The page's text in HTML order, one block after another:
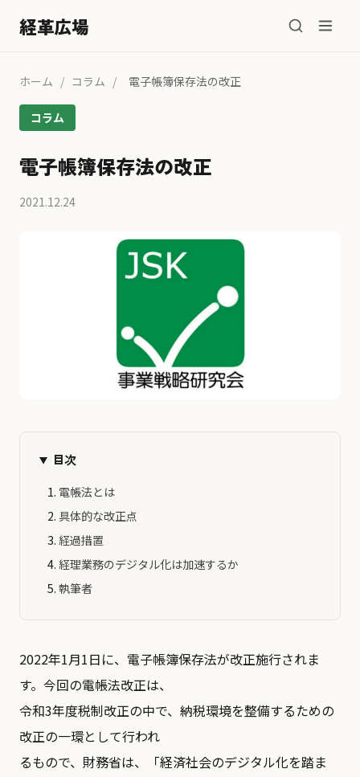
経革広場
ホーム / コラム / 電子帳簿保存法の改正
コラム
電子帳簿保存法の改正
2021.12.24
目次
電帳法とは
具体的な改正点
経過措置
経理業務のデジタル化は加速するか
執筆者
2022年1月1日に、電子帳簿保存法が改正施行されま
す。今回の電帳法改正は、
令和3年度税制改正の中で、納税環境を整備するための
改正の一環として行われ
るもので、財務省は、「経済社会のデジタル化を踏ま